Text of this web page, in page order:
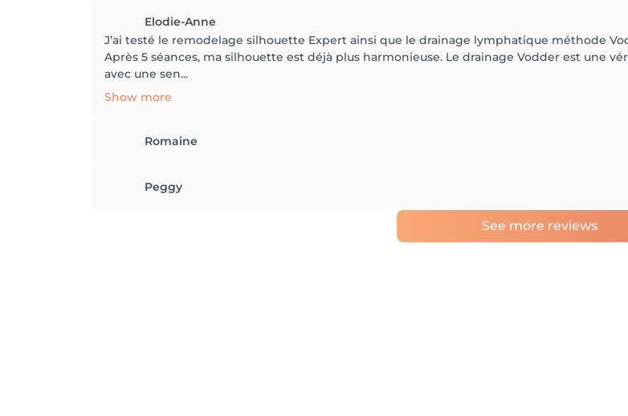
Elodie-Anne
J’ai testé le remodelage silhouette Expert ainsi que le drainage lymphatique méthode
Après 5 séances, ma silhouette est déjà plus harmonieuse. Le drainage Vodder est une
avec une sen...
Show more
Romaine
Peggy
See more reviews